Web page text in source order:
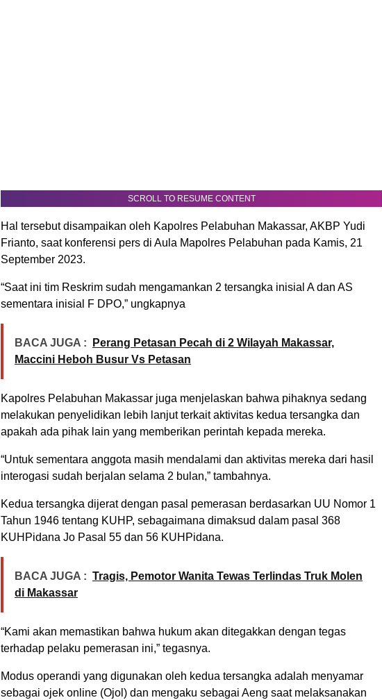
SCROLL TO RESUME CONTENT
Hal tersebut disampaikan oleh Kapolres Pelabuhan Makassar, AKBP Yudi
Frianto, saat konferensi pers di Aula Mapolres Pelabuhan pada Kamis, 21
September 2023.
“Saat ini tim Reskrim sudah mengamankan 2 tersangka inisial A dan AS
sementara inisial F DPO,” ungkapnya
BACA JUGA :
Perang Petasan Pecah di 2 Wilayah Makassar,
Maccini Heboh Busur Vs Petasan
Kapolres Pelabuhan Makassar juga menjelaskan bahwa pihaknya sedang
melakukan penyelidikan lebih lanjut terkait aktivitas kedua tersangka dan
apakah ada pihak lain yang memberikan perintah kepada mereka.
“Untuk sementara anggota masih mendalami dan aktivitas mereka dari hasil
interogasi sudah berjalan selama 2 bulan,” tambahnya.
Kedua tersangka dijerat dengan pasal pemerasan berdasarkan UU Nomor 1
Tahun 1946 tentang KUHP, sebagaimana dimaksud dalam pasal 368
KUHPidana Jo Pasal 55 dan 56 KUHPidana.
BACA JUGA : Tragis, Pemotor Wanita Tewas Terlindas Truk Molen
di Makassar
“Kami akan memastikan bahwa hukum akan ditegakkan dengan tegas
terhadap pelaku pemerasan ini,” tegasnya.
Modus operandi yang digunakan oleh kedua tersangka adalah menyamar
sebagai ojek online (Ojol) dan mengaku sebagai Aeng saat melaksanakan